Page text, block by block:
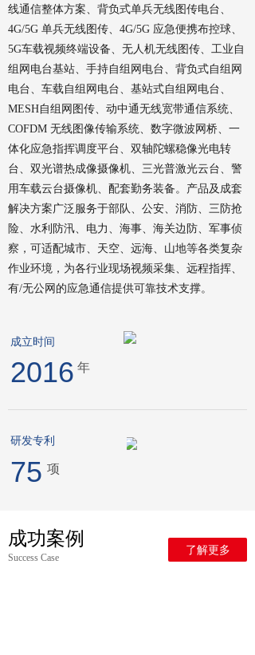
2016
75
线通信整体方案、背负式单兵无线图传电台、
4G/5G 单兵无线图传、4G/5G 应急便携布控球、
5G车载视频终端设备、无人机无线图传、工业自
组网电台基站、手持自组网电台、背负式自组网
电台、车载自组网电台、基站式自组网电台、
MESH自组网图传、动中通无线宽带通信系统、
COFDM 无线图像传输系统、数字微波网桥、一
体化应急指挥调度平台、双轴陀螺稳像光电转
台、双光谱热成像摄像机、三光普激光云台、警
用车载云台摄像机、配套勤务装备。产品及成套
解决方案广泛服务于部队、公安、消防、三防抢
险、水利防汛、电力、海事、海关边防、军事侦
察，可适配城市、天空、远海、山地等各类复杂
作业环境，为各行业现场视频采集、远程指挥、
有/无公网的应急通信提供可靠技术支撑。
成立时间
年
研发专利
项
了解更多
Success Case
成功案例